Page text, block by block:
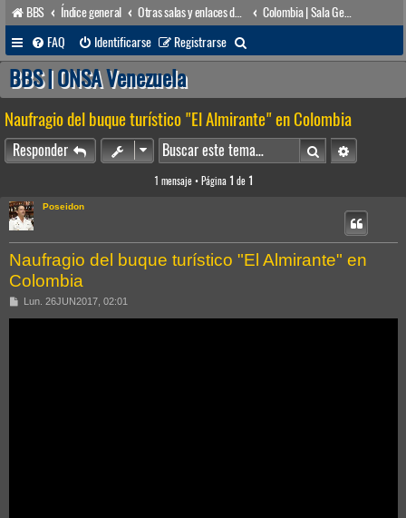
BBS Índice general
Colombia | Sala General
FAQ
Identificarse Registrarse
u
c
a
r
BBS | ONSA Venezuela
Naufragio del buque turístico "El Almirante" en Colombia
Responder BuscarBúsqueda
1 mensaje • Página 1 de 1
Poseidon
Naufragio del buque turístico "El Almirante" en
Colombia
M Lun. 26JUN2017, 02:01